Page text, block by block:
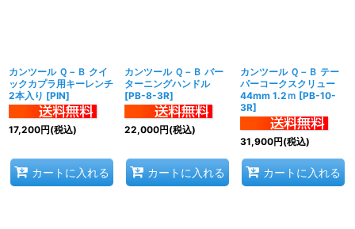
カンツール Ｑ－Ｂ クイ
ックカプラ用キーレンチ
2本入り [PIN]
17,200円(税込)
カートに入れる
カンツール Ｑ－Ｂ バー
ターニングハンドル
[PB-8-3R]
22,000円(税込)
カートに入れる
カンツール Ｑ－Ｂ テー
パーコークスクリュー
44mm 1.2ｍ [PB-10-
3R]
31,900円(税込)
カートに入れる